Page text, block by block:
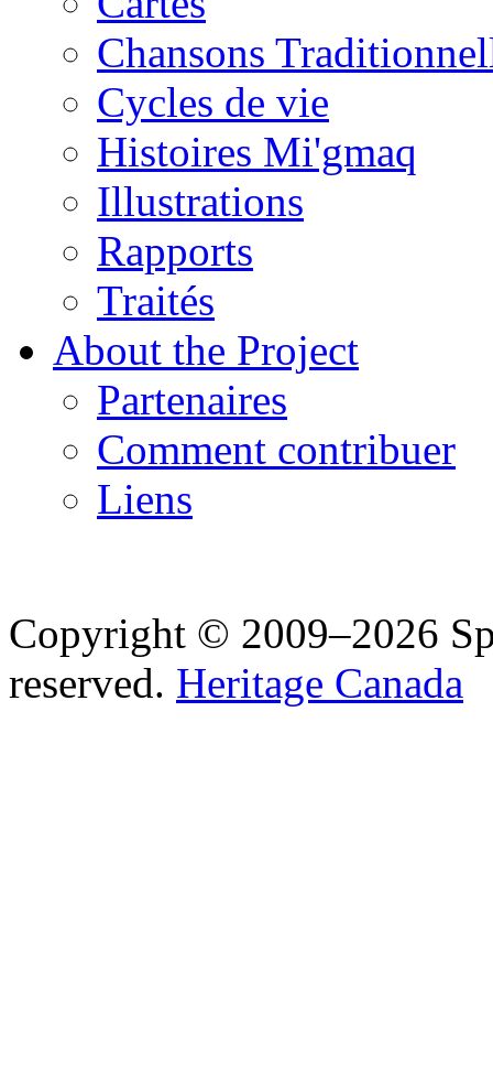
Chansons
Cycles de vie
Histoires Mi'gmaq
Illustrations
Rapports
Traités
About the Project
Partenaires
Comment contribuer
Liens
Copyright © 2009–2026
reserved. Heritage Canada